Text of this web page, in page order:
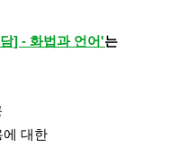
] - 화법과 언어'는
에 대한